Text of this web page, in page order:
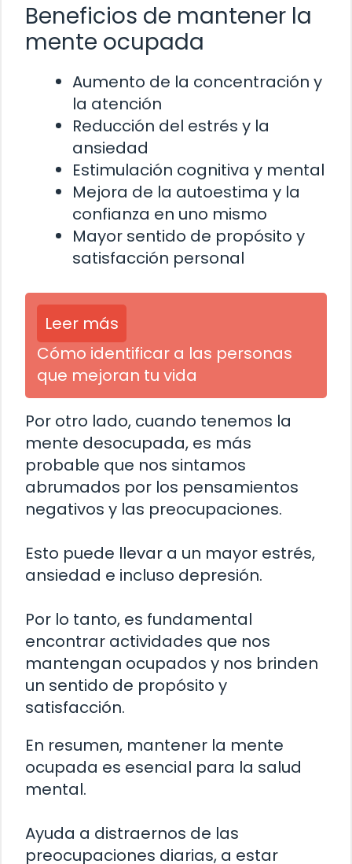
Beneficios de mantener la
mente ocupada
Aumento de la concentración y
la atención
Reducción del estrés y la
ansiedad
Estimulación cognitiva y mental
Mejora de la autoestima y la
confianza en uno mismo
Mayor sentido de propósito y
satisfacción personal
Leer más
Cómo identificar a las personas
que mejoran tu vida
Por otro lado, cuando tenemos la
mente desocupada, es más
probable que nos sintamos
abrumados por los pensamientos
negativos y las preocupaciones.
Esto puede llevar a un mayor estrés,
ansiedad e incluso depresión.
Por lo tanto, es fundamental
encontrar actividades que nos
mantengan ocupados y nos brinden
un sentido de propósito y
satisfacción.
En resumen, mantener la mente
ocupada es esencial para la salud
mental.
Ayuda a distraernos de las
preocupaciones diarias, a estar